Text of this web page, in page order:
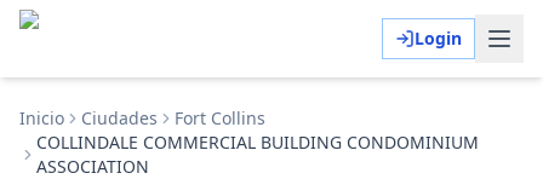
Login
Inicio Ciudades
Fort Collins
COLLINDALE COMMERCIAL BUILDING CONDOMINIUM
ASSOCIATION